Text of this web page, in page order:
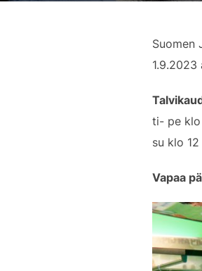
Suomen
1.9.2023
ti- pe klo
su klo 12
Vapaa